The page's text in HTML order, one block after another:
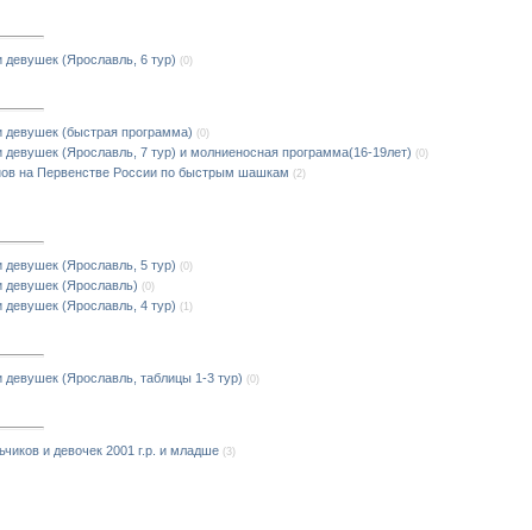
(Ярославль, 6 тур) (0)
(быстрая программа) (0)
(Ярославль, 7 тур) и молниеносная программа(16-19лет) (0)
на Первенстве России по быстрым шашкам (2)
(Ярославль, 5 тур) (0)
девушек (Ярославль) (0)
(Ярославль, 4 тур) (1)
(Ярославль, таблицы 1-3 тур) (0)
и девочек 2001 г.р. и младше (3)